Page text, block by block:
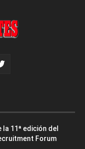
11ª edición del
Forum